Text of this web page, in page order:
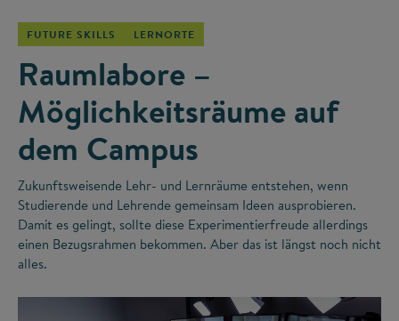
FUTURE SKILLS LERNORTE
Raumlabore –
Möglichkeitsräume auf
dem Campus
Zukunftsweisende Lehr- und Lernräume entstehen, wenn
Studierende und Lehrende gemeinsam Ideen ausprobieren.
Damit es gelingt, sollte diese Experimentierfreude allerdings
einen Bezugsrahmen bekommen. Aber das ist längst noch nicht
alles.